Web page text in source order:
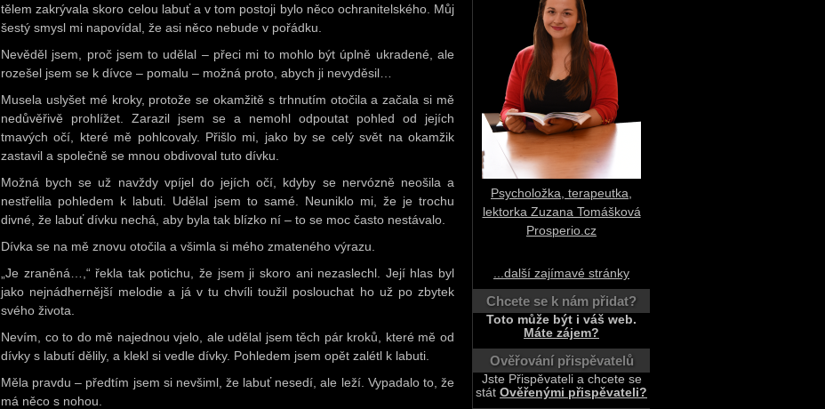
tělem zakrývala skoro celou labuť a v tom postoji bylo něco ochranitelského. Můj
šestý smysl mi napovídal, že asi něco nebude v pořádku.
Nevěděl jsem, proč jsem to udělal – přeci mi to mohlo být úplně ukradené, ale
rozešel jsem se k dívce – pomalu – možná proto, abych ji nevyděsil…
Musela uslyšet mé kroky, protože se okamžitě s trhnutím otočila a začala si mě
nedůvěřivě prohlížet. Zarazil jsem se a nemohl odpoutat pohled od jejích
tmavých očí, které mě pohlcovaly. Přišlo mi, jako by se celý svět na okamžik
zastavil a společně se mnou obdivoval tuto dívku.
Možná bych se už navždy vpíjel do jejích očí, kdyby se nervózně neošila a
nestřelila pohledem k labuti. Udělal jsem to samé. Neuniklo mi, že je trochu
divné, že labuť dívku nechá, aby byla tak blízko ní – to se moc často nestávalo.
Dívka se na mě znovu otočila a všimla si mého zmateného výrazu.
„Je zraněná…,“ řekla tak potichu, že jsem ji skoro ani nezaslechl. Její hlas byl
jako nejnádhernější melodie a já v tu chvíli toužil poslouchat ho už po zbytek
svého života.
Nevím, co to do mě najednou vjelo, ale udělal jsem těch pár kroků, které mě od
dívky s labutí dělily, a klekl si vedle dívky. Pohledem jsem opět zalétl k labuti.
Měla pravdu – předtím jsem si nevšiml, že labuť nesedí, ale leží. Vypadalo to, že
má něco s nohou.
Psycholožka, terapeutka,
lektorka Zuzana Tomášková
Prosperio.cz
...další zajímavé stránky
Chcete se k nám přidat?
Toto může být i váš web.
Máte zájem?
Ověřování přispěvatelů
Jste Přispěvateli a chcete se
stát Ověřenými přispěvateli?